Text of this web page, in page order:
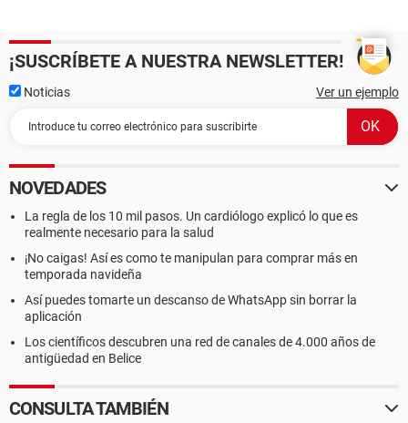
¡SUSCRÍBETE A NUESTRA NEWSLETTER!
Noticias Ver un ejemplo
NOVEDADES
La regla de los 10 mil pasos. Un cardiólogo explicó lo que es
realmente necesario para la salud
¡No caigas! Así es como te manipulan para comprar más en
temporada navideña
Así puedes tomarte un descanso de WhatsApp sin borrar la
aplicación
Los científicos descubren una red de canales de 4.000 años de
antigüedad en Belice
CONSULTA TAMBIÉN